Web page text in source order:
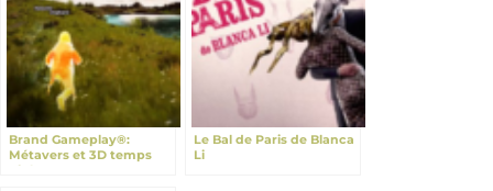
Brand Gameplay®:
Métavers et 3D temps
Le Bal de Paris de Blanca
Li